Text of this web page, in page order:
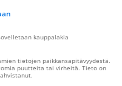
kauppalakia
tietojen paikkansapitävyydestä.
puutteita tai virheitä. Tieto on